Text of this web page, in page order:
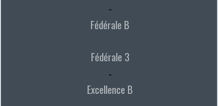
-
Fédérale B
Fédérale 3
-
Excellence B